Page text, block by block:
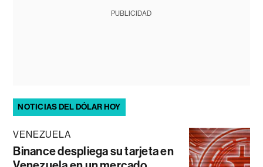
PUBLICIDAD
NOTICIAS DEL DÓLAR HOY
VENEZUELA
Binance despliega su tarjeta en